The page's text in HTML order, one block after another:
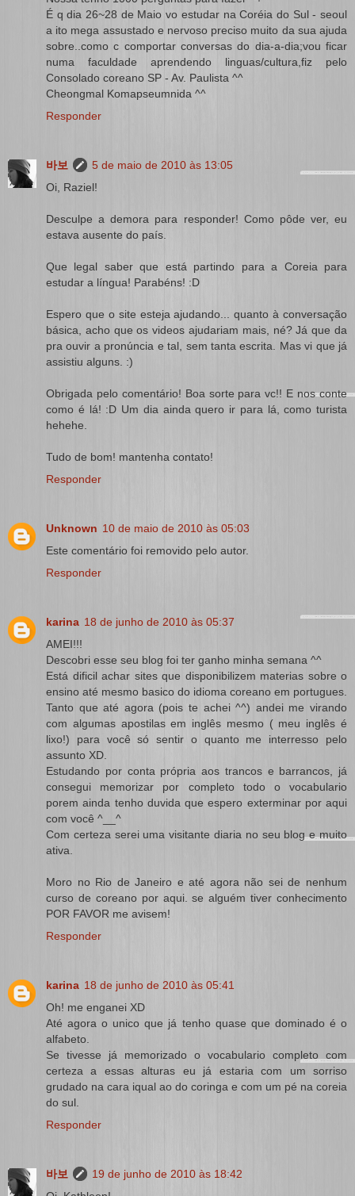
É q dia 26~28 de Maio vo estudar na Coréia do Sul - seoul
a ito mega assustado e nervoso preciso muito da sua ajuda
sobre..como c comportar conversas do dia-a-dia;vou ficar
numa faculdade aprendendo linguas/cultura,fiz pelo
Consolado coreano SP - Av. Paulista ^^
Cheongmal Komapseumnida ^^
Responder
바보
5 de maio de 2010 às 13:05
Oi, Raziel!
Desculpe a demora para responder! Como pôde ver, eu
estava ausente do país.
Que legal saber que está partindo para a Coreia para
estudar a língua! Parabéns! :D
Espero que o site esteja ajudando... quanto à conversação
básica, acho que os videos ajudariam mais, né? Já que da
pra ouvir a pronúncia e tal, sem tanta escrita. Mas vi que já
assistiu alguns. :)
Obrigada pelo comentário! Boa sorte para vc!! E nos conte
como é lá! :D Um dia ainda quero ir para lá, como turista
hehehe.
Tudo de bom! mantenha contato!
Responder
Unknown 10 de maio de 2010 às 05:03
Este comentário foi removido pelo autor.
Responder
karina 18 de junho de 2010 às 05:37
AMEI!!!
Descobri esse seu blog foi ter ganho minha semana ^^
Está dificil achar sites que disponibilizem materias sobre o
ensino até mesmo basico do idioma coreano em portugues.
Tanto que até agora (pois te achei ^^) andei me virando
com algumas apostilas em inglês mesmo ( meu inglês é
lixo!) para você só sentir o quanto me interresso pelo
assunto XD.
Estudando por conta própria aos trancos e barrancos, já
consegui memorizar por completo todo o vocabulario
porem ainda tenho duvida que espero exterminar por aqui
com você ^__^
Com certeza serei uma visitante diaria no seu blog e muito
ativa.
Moro no Rio de Janeiro e até agora não sei de nenhum
curso de coreano por aqui. se alguém tiver conhecimento
POR FAVOR me avisem!
Responder
karina 18 de junho de 2010 às 05:41
Oh! me enganei XD
Até agora o unico que já tenho quase que dominado é o
alfabeto.
Se tivesse já memorizado o vocabulario completo com
certeza a essas alturas eu já estaria com um sorriso
grudado na cara iqual ao do coringa e com um pé na coreia
do sul.
Responder
바보
19 de junho de 2010 às 18:42